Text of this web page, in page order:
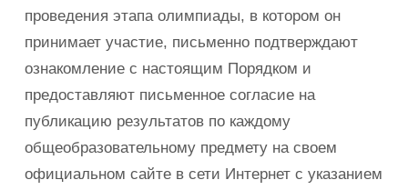
проведения этапа олимпиады, в котором он
принимает участие, письменно подтверждают
ознакомление с настоящим Порядком и
предоставляют письменное согласие на
публикацию результатов по каждому
общеобразовательному предмету на своем
официальном сайте в сети Интернет с указанием